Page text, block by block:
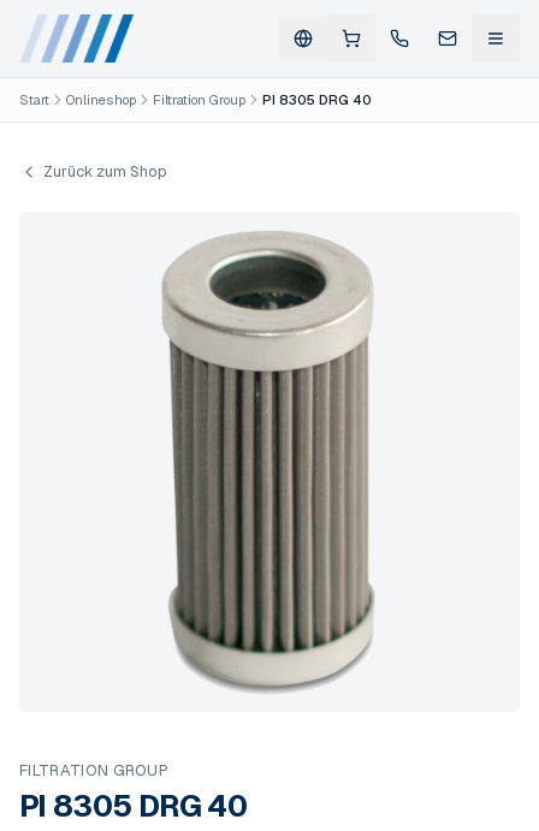
Start Onlineshop Filtration Group PI 8305 DRG 40
Zurück zum Shop
FILTRATION GROUP
PI 8305 DRG 40